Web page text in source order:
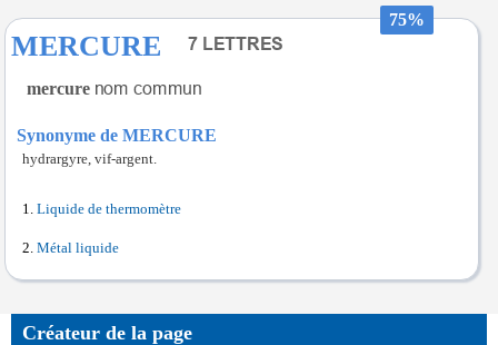
75%
MERCURE
mercure
Synonyme de MERCURE
hydrargyre, vif-argent.
Liquide de thermomètre
Métal liquide
Créateur de la page